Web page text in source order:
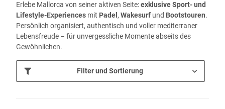
Erlebe Mallorca von seiner aktiven Seite:exklusive Sport- und
Lifestyle-Experiences mit Padel , Wakesurf und Bootstouren.
Persönlich organisiert, authentisch und voller mediterraner
Lebensfreude – für unvergessliche Momente abseits des
Gewöhnlichen.
Filter und Sortierung